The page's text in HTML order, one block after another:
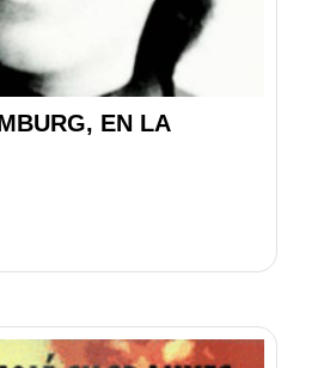
EN LA